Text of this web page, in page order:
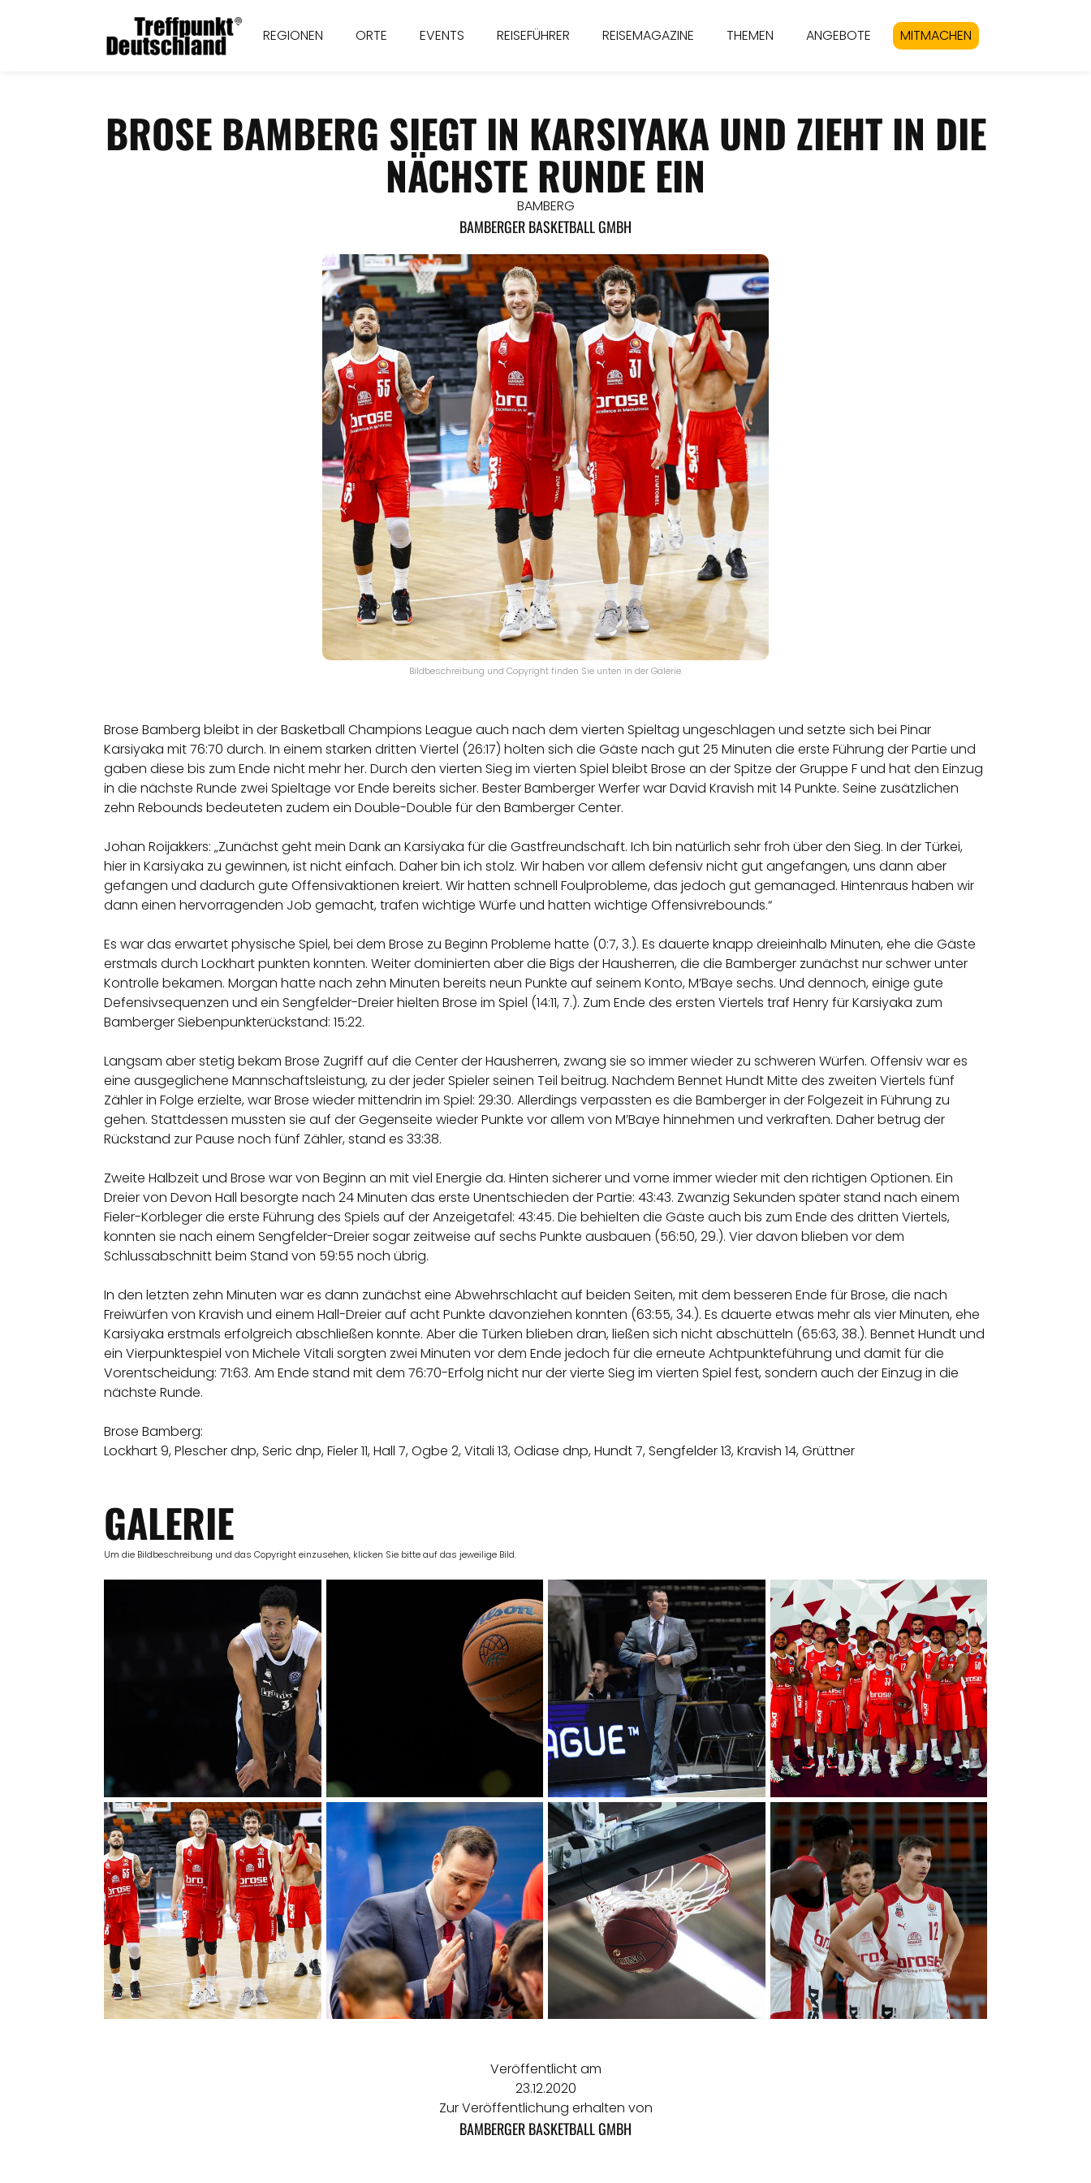
REGIONEN ORTE EVENTS REISEFÜHRER REISEMAGAZINE THEMEN ANGEBOTE MITMACHEN
BROSE BAMBERG SIEGT IN KARSIYAKA UND ZIEHT IN DIE
NÄCHSTE RUNDE EIN
BAMBERG
BAMBERGER BASKETBALL GMBH
Bildbeschreibung und Copyright finden Sie unten in der Galerie.
Brose Bamberg bleibt in der Basketball Champions League auch nach dem vierten Spieltag ungeschlagen und setzte sich bei Pinar
Karsiyaka mit 76:70 durch. In einem starken dritten Viertel (26:17) holten sich die Gäste nach gut 25 Minuten die erste Führung der Partie und
gaben diese bis zum Ende nicht mehr her. Durch den vierten Sieg im vierten Spiel bleibt Brose an der Spitze der Gruppe F und hat den Einzug
in die nächste Runde zwei Spieltage vor Ende bereits sicher. Bester Bamberger Werfer war David Kravish mit 14 Punkte. Seine zusätzlichen
zehn Rebounds bedeuteten zudem ein Double-Double für den Bamberger Center.
Johan Roijakkers: „Zunächst geht mein Dank an Karsiyaka für die Gastfreundschaft. Ich bin natürlich sehr froh über den Sieg. In der Türkei,
hier in Karsiyaka zu gewinnen, ist nicht einfach. Daher bin ich stolz. Wir haben vor allem defensiv nicht gut angefangen, uns dann aber
gefangen und dadurch gute Offensivaktionen kreiert. Wir hatten schnell Foulprobleme, das jedoch gut gemanaged. Hintenraus haben wir
dann einen hervorragenden Job gemacht, trafen wichtige Würfe und hatten wichtige Offensivrebounds.“
Es war das erwartet physische Spiel, bei dem Brose zu Beginn Probleme hatte (0:7, 3.). Es dauerte knapp dreieinhalb Minuten, ehe die Gäste
erstmals durch Lockhart punkten konnten. Weiter dominierten aber die Bigs der Hausherren, die die Bamberger zunächst nur schwer unter
Kontrolle bekamen. Morgan hatte nach zehn Minuten bereits neun Punkte auf seinem Konto, M’Baye sechs. Und dennoch, einige gute
Defensivsequenzen und ein Sengfelder-Dreier hielten Brose im Spiel (14:11, 7.). Zum Ende des ersten Viertels traf Henry für Karsiyaka zum
Bamberger Siebenpunkterückstand: 15:22.
Langsam aber stetig bekam Brose Zugriff auf die Center der Hausherren, zwang sie so immer wieder zu schweren Würfen. Offensiv war es
eine ausgeglichene Mannschaftsleistung, zu der jeder Spieler seinen Teil beitrug. Nachdem Bennet Hundt Mitte des zweiten Viertels fünf
Zähler in Folge erzielte, war Brose wieder mittendrin im Spiel: 29:30. Allerdings verpassten es die Bamberger in der Folgezeit in Führung zu
gehen. Stattdessen mussten sie auf der Gegenseite wieder Punkte vor allem von M’Baye hinnehmen und verkraften. Daher betrug der
Rückstand zur Pause noch fünf Zähler, stand es 33:38.
Zweite Halbzeit und Brose war von Beginn an mit viel Energie da. Hinten sicherer und vorne immer wieder mit den richtigen Optionen. Ein
Dreier von Devon Hall besorgte nach 24 Minuten das erste Unentschieden der Partie: 43:43. Zwanzig Sekunden später stand nach einem
Fieler-Korbleger die erste Führung des Spiels auf der Anzeigetafel: 43:45. Die behielten die Gäste auch bis zum Ende des dritten Viertels,
konnten sie nach einem Sengfelder-Dreier sogar zeitweise auf sechs Punkte ausbauen (56:50, 29.). Vier davon blieben vor dem
Schlussabschnitt beim Stand von 59:55 noch übrig.
In den letzten zehn Minuten war es dann zunächst eine Abwehrschlacht auf beiden Seiten, mit dem besseren Ende für Brose, die nach
Freiwürfen von Kravish und einem Hall-Dreier auf acht Punkte davonziehen konnten (63:55, 34.). Es dauerte etwas mehr als vier Minuten, ehe
Karsiyaka erstmals erfolgreich abschließen konnte. Aber die Türken blieben dran, ließen sich nicht abschütteln (65:63, 38.). Bennet Hundt und
ein Vierpunktespiel von Michele Vitali sorgten zwei Minuten vor dem Ende jedoch für die erneute Achtpunkteführung und damit für die
Vorentscheidung: 71:63. Am Ende stand mit dem 76:70-Erfolg nicht nur der vierte Sieg im vierten Spiel fest, sondern auch der Einzug in die
nächste Runde.
Brose Bamberg:
Lockhart 9, Plescher dnp, Seric dnp, Fieler 11, Hall 7, Ogbe 2, Vitali 13, Odiase dnp, Hundt 7, Sengfelder 13, Kravish 14, Grüttner
GALERIE
Um die Bildbeschreibung und das Copyright einzusehen, klicken Sie bitte auf das jeweilige Bild.
Veröffentlicht am
23.12.2020
Zur Veröffentlichung erhalten von
BAMBERGER BASKETBALL GMBH